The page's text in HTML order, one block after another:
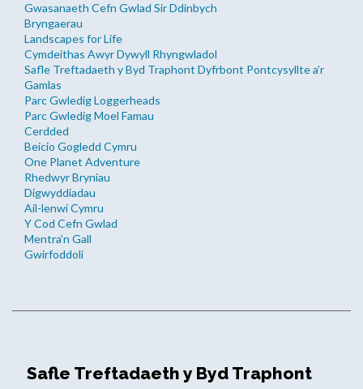
Gwasanaeth Cefn Gwlad Sir Ddinbych
Bryngaerau
Landscapes for Life
Cymdeithas Awyr Dywyll Rhyngwladol
Safle Treftadaeth y Byd Traphont Dyfrbont Pontcysyllte a’r
Gamlas
Parc Gwledig Loggerheads
Parc Gwledig Moel Famau
Cerdded
Beicio Gogledd Cymru
One Planet Adventure
Rhedwyr Bryniau
Digwyddiadau
Ail-lenwi Cymru
Y Cod Cefn Gwlad
Mentra’n Gall
Gwirfoddoli
Safle Treftadaeth y Byd Traphont